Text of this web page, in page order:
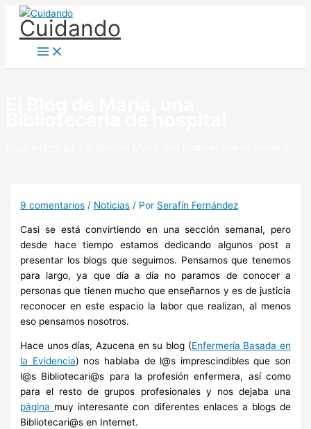
contenido
Cuidando
9 comentarios / Noticias / Por Serafín Fernández
Casi se está convirtiendo en una sección semanal, pero
desde hace tiempo estamos dedicando algunos post a
presentar los blogs que seguimos. Pensamos que tenemos
para largo, ya que día a día no paramos de conocer a
personas que tienen mucho que enseñarnos y es de justicia
reconocer en este espacio la labor que realizan, al menos
eso pensamos nosotros.
Hace unos días, Azucena en su blog (Enfermería Basada en
la Evidencia) nos hablaba de l@s imprescindibles que son
l@s Bibliotecari@s para la profesión enfermera, así como
para el resto de grupos profesionales y nos dejaba una
página muy interesante con diferentes enlaces a blogs de
Bibliotecari@s en Internet.